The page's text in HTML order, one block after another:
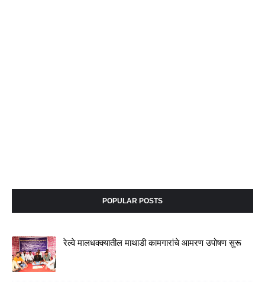
POPULAR POSTS
रेल्वे मालधक्क्यातील माथाडी कामगारांचे आमरण उपोषण सुरू